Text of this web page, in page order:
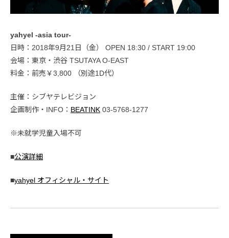
yahyel -asia tour-
日時：2018年9月21日（金） OPEN 18:30 / START 19:00
会場：東京・渋谷 TSUTAYA O-EAST
料金：前売￥3,800 （別途1D代）
主催：シブヤテレビジョン
企画制作・INFO： BEATINK 03-5768-1277
※未就学児童入場不可
■公演詳細
■yahyel オフィシャル・サイト